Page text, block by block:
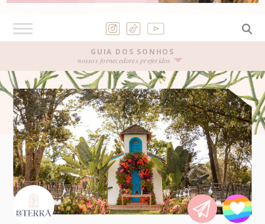
GUIA DOS SONHOS
nossos fornecedores preferidos